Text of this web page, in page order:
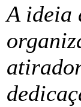
A ideia